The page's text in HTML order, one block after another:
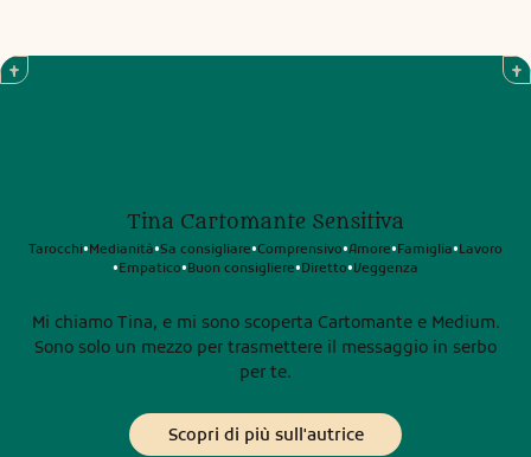
Tina Cartomante Sensitiva
Tarocchi•Medianità•Sa consigliare•Comprensivo•Amore•Famiglia•Lavoro
•Empatico•Buon consigliere•Diretto•Veggenza
Mi chiamo Tina, e mi sono scoperta Cartomante e Medium.
Sono solo un mezzo per trasmettere il messaggio in serbo
per te.
Scopri di più sull'autrice